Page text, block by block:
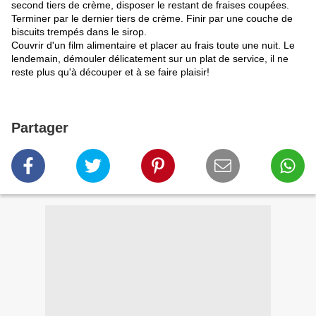
second tiers de crème, disposer le restant de fraises coupées.
Terminer par le dernier tiers de crème. Finir par une couche de
biscuits trempés dans le sirop.
Couvrir d'un film alimentaire et placer au frais toute une nuit. Le
lendemain, démouler délicatement sur un plat de service, il ne
reste plus qu'à découper et à se faire plaisir!
Partager